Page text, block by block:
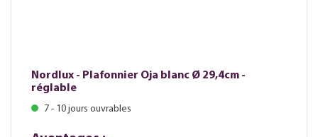
Nordlux - Plafonnier Oja blanc Ø 29,4cm -
réglable
7 - 10 jours ouvrables